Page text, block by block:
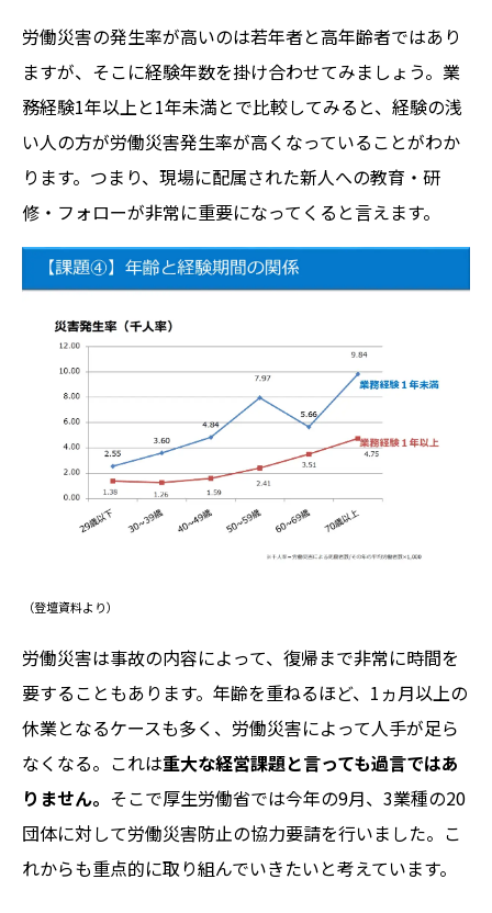
労働災害の発生率が高いのは若年者と高年齢者ではあり
ますが、そこに経験年数を掛け合わせてみましょう。業
務経験1年以上と1年未満とで比較してみると、経験の浅
い人の方が労働災害発生率が高くなっていることがわか
ります。つまり、現場に配属された新人への教育・研
修・フォローが非常に重要になってくると言えます。
（登壇資料より）
労働災害は事故の内容によって、復帰まで非常に時間を
要することもあります。年齢を重ねるほど、1ヵ月以上の
休業となるケースも多く、労働災害によって人手が足ら
なくなる。これは重大な経営課題と言っても過言ではあ
りません。 そこで厚生労働省では今年の9月、3業種の20
団体に対して労働災害防止の協力要請を行いました。こ
れからも重点的に取り組んでいきたいと考えています。